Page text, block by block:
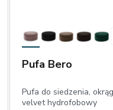
Pufa Bero
Pufa do siedzenia,
velvet hydrofobowy